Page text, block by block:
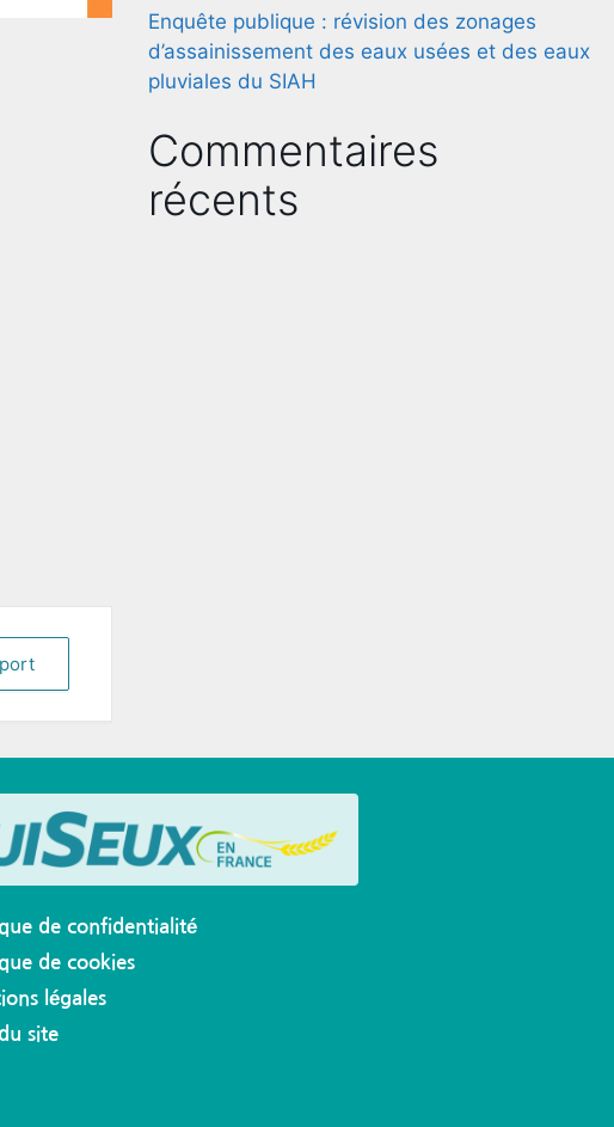
Enquête publique : révision des zonages
d’assainissement des eaux usées et des eaux
pluviales du SIAH
Commentaires
récents
de confidentialité
de cookies
légales
site